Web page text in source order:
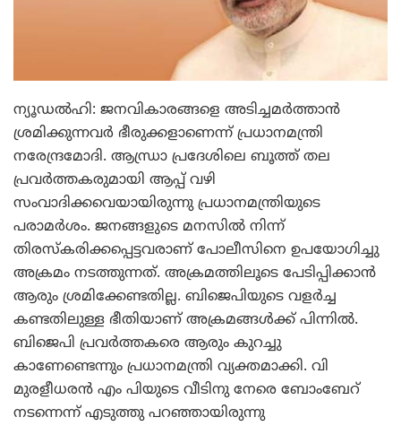
ന്യൂഡല്‍ഹി: ജനവികാരങ്ങളെ അടിച്ചമര്‍ത്താന്‍
ശ്രമിക്കുന്നവര്‍ ഭീരുക്കളാണെന്ന് പ്രധാനമന്ത്രി
നരേന്ദ്രമോദി. ആന്ധ്രാ പ്രദേശിലെ ബൂത്ത് തല
പ്രവര്‍ത്തകരുമായി ആപ്പ് വഴി
സംവാദിക്കവെയായിരുന്നു പ്രധാനമന്ത്രിയുടെ
പരാമര്‍ശം. ജനങ്ങളുടെ മനസില്‍ നിന്ന്
തിരസ്‌കരിക്കപ്പെട്ടവരാണ് പോലീസിനെ ഉപയോഗിച്ചു
അക്രമം നടത്തുന്നത്. അക്രമത്തിലൂടെ പേടിപ്പിക്കാന്‍
ആരും ശ്രമിക്കേണ്ടതില്ല. ബിജെപിയുടെ വളര്‍ച്ച
കണ്ടതിലുള്ള ഭീതിയാണ് അക്രമങ്ങള്‍ക്ക് പിന്നില്‍.
ബിജെപി പ്രവര്‍ത്തകരെ ആരും കുറച്ചു
കാണേണ്ടെന്നും പ്രധാനമന്ത്രി വ്യക്തമാക്കി. വി
മുരളീധരന്‍ എം പിയുടെ വീടിനു നേരെ ബോംബേറ്
നടന്നെന്ന് എടുത്തു പറഞ്ഞായിരുന്നു